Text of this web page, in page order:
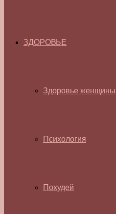
ЗДОРОВЬЕ
Здоровье женщины
Психология
Похудей